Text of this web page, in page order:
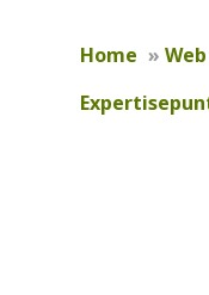
Home »